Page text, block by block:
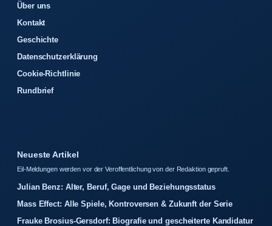
Über uns
Kontakt
Geschichte
Datenschutzerklärung
Cookie-Richtlinie
Rundbrief
Neueste Artikel
Eil-Meldungen werden vor der Veroffentlichung von der Redaktion gepruft.
Julian Benz: Alter, Beruf, Gage und Beziehungsstatus
Mass Effect: Alle Spiele, Kontroversen & Zukunft der Serie
Frauke Brosius-Gersdorf: Biografie und gescheiterte Kandidatur